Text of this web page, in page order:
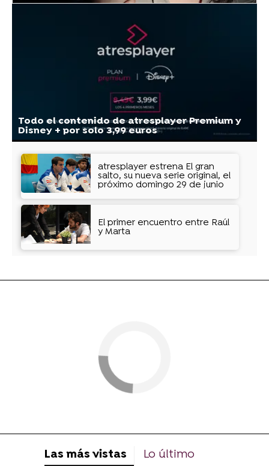
Todo el contenido de atresplayer Premium y
Disney + por solo 3,99 euros
atresplayer estrena El gran
salto, su nueva serie original, el
próximo domingo 29 de junio
El primer encuentro entre Raúl
y Marta
Las más vistas Lo último